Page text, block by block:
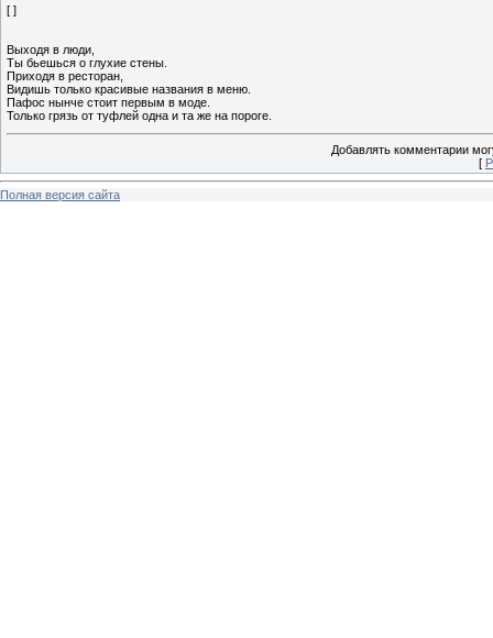
[ ]
Выходя в люди,
Ты бьешься о глухие стены.
Приходя в ресторан,
Видишь только красивые названия в меню.
Пафос нынче стоит первым в моде.
Только грязь от туфлей одна и та же на пороге.
Добавлять комментарии
[
Полная версия сайта